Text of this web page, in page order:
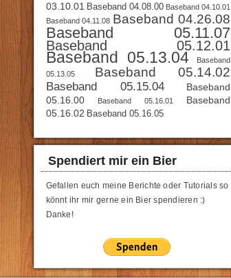
03.10.01 Baseband 04.08.00 Baseband 04.10.01
Baseband 04.11.08 Baseband 04.26.08
Baseband 05.11.07
Baseband 05.12.01
Baseband 05.13.04
Baseband
05.13.05
Baseband 05.14.02
Baseband 05.15.04
Baseband
05.16.00
Baseband 05.16.01
Baseband
05.16.02 Baseband 05.16.05
Spendiert mir ein Bier
Gefallen euch meine Berichte oder Tutorials so
könnt ihr mir gerne ein Bier spendieren :)
Danke!